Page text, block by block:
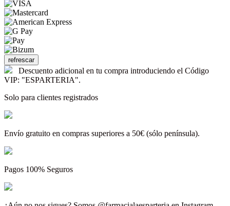
Descuento adicional en tu compra introduciendo el Código
VIP: "ESPARTERIA".
Solo para clientes registrados
Envío gratuito en compras superiores a 50€ (sólo península).
Pagos 100% Seguros